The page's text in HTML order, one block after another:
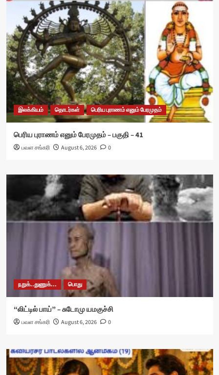
இலக்கியம் தொடர்கள் பெரிய புராணம் எனும் பேரமுதம்
பெரிய புராணம் எனும் பேரமுதம் – பகுதி – 41
பவள சங்கரி August 6, 2026 0
நறுக்..துணுக்... பொது
“லிட்டில் பாய்” – சுடோமு யமகுச்சி
பவள சங்கரி August 6, 2026 0